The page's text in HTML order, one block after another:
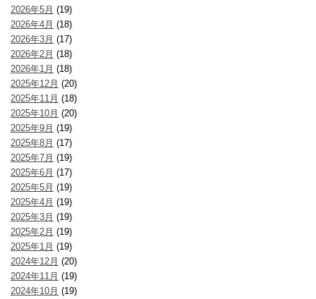
2026年5月 (19)
2026年4月 (18)
2026年3月 (17)
2026年2月 (18)
2026年1月 (18)
2025年12月 (20)
2025年11月 (18)
2025年10月 (20)
2025年9月 (19)
2025年8月 (17)
2025年7月 (19)
2025年6月 (17)
2025年5月 (19)
2025年4月 (19)
2025年3月 (19)
2025年2月 (19)
2025年1月 (19)
2024年12月 (20)
2024年11月 (19)
2024年10月 (19)